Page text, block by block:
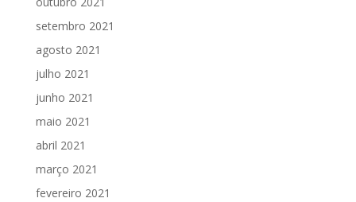
setembro 2021
agosto 2021
julho 2021
junho 2021
maio 2021
abril 2021
março 2021
fevereiro 2021